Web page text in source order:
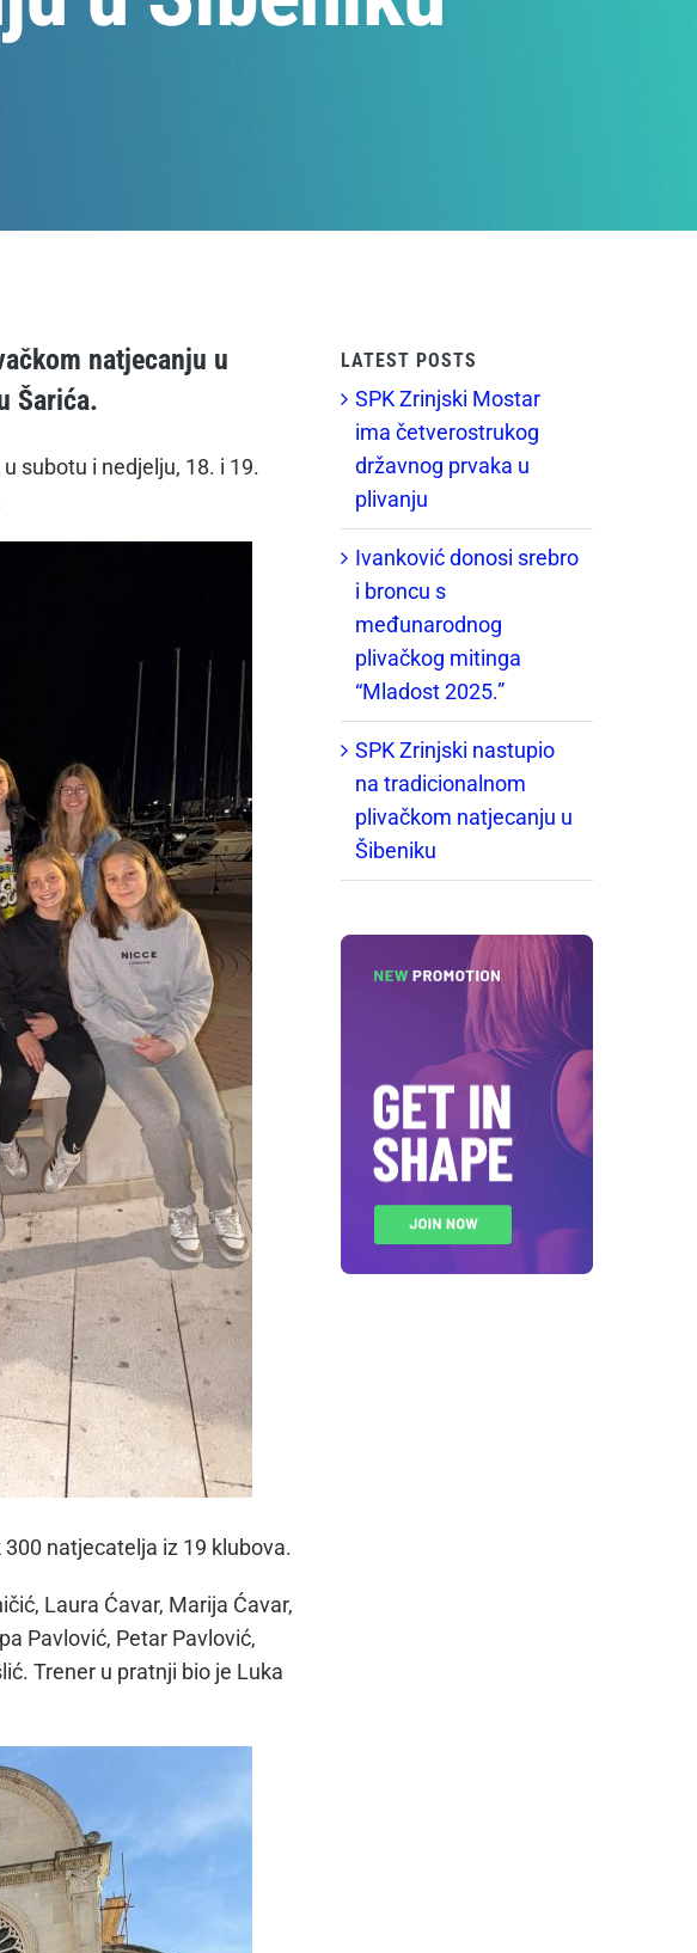
natjecanju u
Šarića.
subotu i nedjelju, 18. i 19.
natjecatelja iz 19 klubova.
Laura Ćavar, Marija Ćavar,
Pavlović, Petar Pavlović,
Trener u pratnji bio je Luka
LATEST POSTS
SPK Zrinjski Mostar
ima četverostrukog
državnog prvaka u
plivanju
Ivanković donosi srebro
i broncu s
međunarodnog
plivačkog mitinga
“Mladost 2025.”
SPK Zrinjski nastupio
na tradicionalnom
plivačkom natjecanju u
Šibeniku